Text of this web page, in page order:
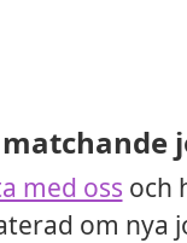
med oss och
om nya